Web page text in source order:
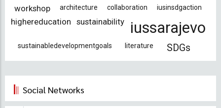
workshop architecture collaboration iusinsdgaction
highereducation sustainability iussarajevo
sustainabledevelopmentgoals literature SDGs
Social Networks